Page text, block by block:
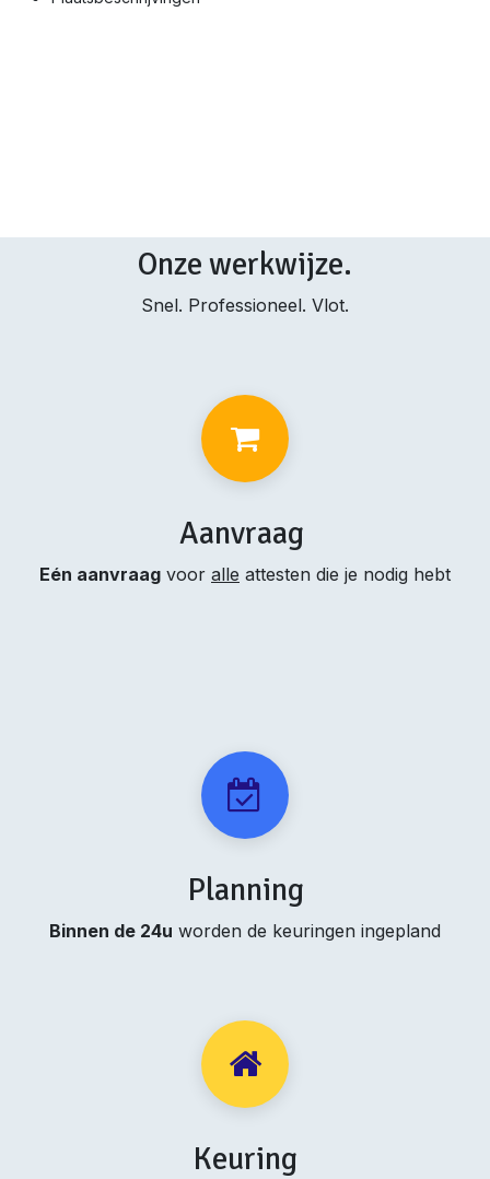
Onze werkwijze.
Snel. Professioneel. Vlot.
Aanvraag
Eén aanvraag voor alle attesten die je nodig hebt
Planning
Binnen de 24u worden de keuringen ingepland
Keuring